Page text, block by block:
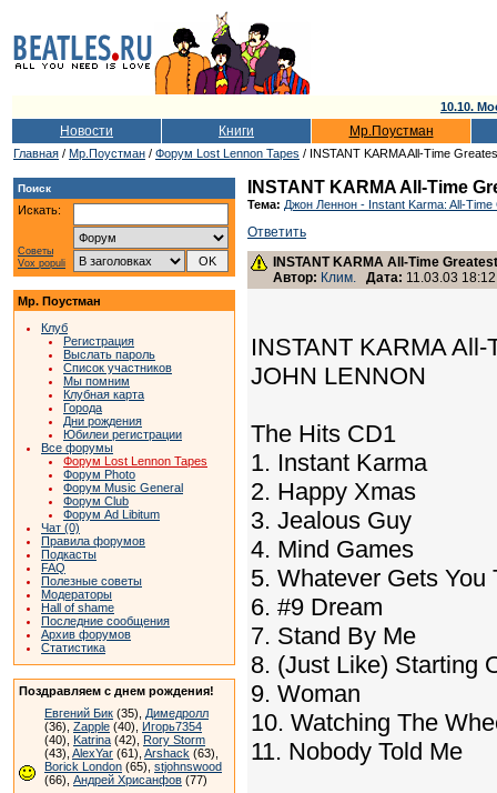
10.10.
Новости Книги Мр.Поустман
Главная / Мр.Поустман / Форум Lost Lennon Tapes / INSTANT KARMA All-Time
Поиск
Искать:
Советы
Vox populi
Мр. Поустман
Клуб
Регистрация
Выслать пароль
Список участников
Мы помним
Клубная карта
Города
Дни рождения
Юбилеи регистрации
Все форумы
Форум Lost Lennon Tapes
Форум Photo
Форум Music General
Форум Club
Форум Ad Libitum
Чат (0)
Правила форумов
Подкасты
FAQ
Полезные советы
Модераторы
Hall of shame
Последние сообщения
Архив форумов
Статистика
Поздравляем с днем рождения!
Евгений Бик (35), Димедролл
(36), Zapple (40), Игорь7354
(40), Katrina (42), Rory Storm
(43), AlexYar (61), Arshack (63),
Borick London (65), stjohnswood
(66), Андрей Хрисанфов (77)
INSTANT KARMA All-Time
Тема: Джон Леннон - Instant Karma: All-
Ответить
INSTANT KARMA All-Time
Автор: Клим. Дата: 11.03.03
INSTANT KARMA
JOHN LENNON
The Hits CD1
1. Instant Karma
2. Happy Xmas
3. Jealous Guy
4. Mind Games
5. Whatever Gets You
6. #9 Dream
7. Stand By Me
8. (Just Like) Starting
9. Woman
10. Watching The
11. Nobody Told Me